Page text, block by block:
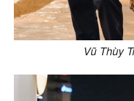
Vũ Thùy